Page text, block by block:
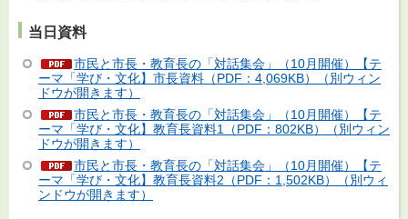
当日資料
市民と市長・教育長の「対話集会」（10月開催）【テ
ーマ「学び・文化】市長資料（PDF：4,069KB）（別ウィン
ドウが開きます）
市民と市長・教育長の「対話集会」（10月開催）【テ
ーマ「学び・文化】教育長資料1（PDF：802KB）（別ウィン
ドウが開きます）
市民と市長・教育長の「対話集会」（10月開催）【テ
ーマ「学び・文化】教育長資料2（PDF：1,502KB）（別ウィ
ンドウが開きます）